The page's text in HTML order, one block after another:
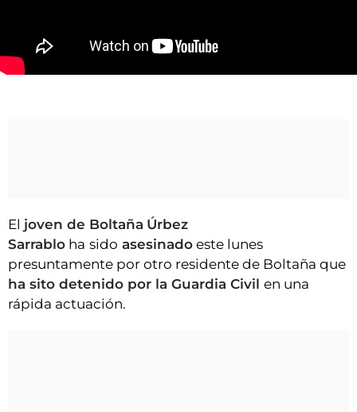
FIESTAS EN EL ALTO ARAGÓN
ESQUELAS
CLUB DEL AMIGO MILITANTE
El joven de Boltaña Úrbez
Sarrablo ha sido asesinado este lunes
presuntamente por otro residente de Boltaña que
ha sito detenido por la Guardia Civil en una
rápida actuación.